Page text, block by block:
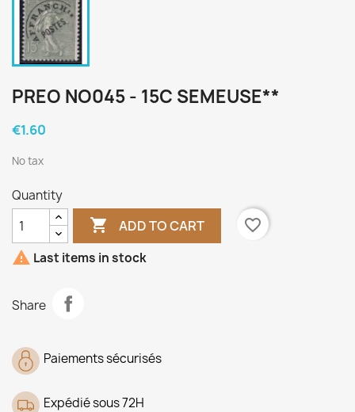
PREO NO045 - 15C SEMEUSE**
€1.60
No tax
Quantity
 ADD TO CART
favorite_border
 Last items in stock
Share
Paiements sécurisés
Expédié sous 72H